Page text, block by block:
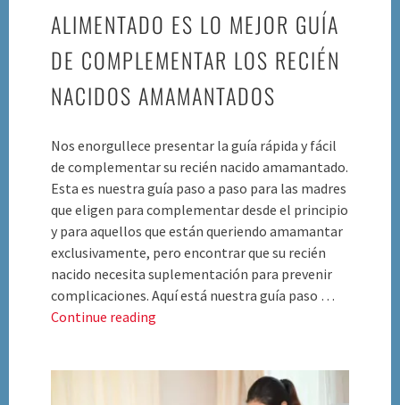
ALIMENTADO ES LO MEJOR GUÍA
DE COMPLEMENTAR LOS RECIÉN
NACIDOS AMAMANTADOS
Nos enorgullece presentar la guía rápida y fácil
de complementar su recién nacido amamantado.
Esta es nuestra guía paso a paso para las madres
que eligen para complementar desde el principio
y para aquellos que están queriendo amamantar
exclusivamente, pero encontrar que su recién
nacido necesita suplementación para prevenir
complicaciones. Aquí está nuestra guía paso …
Continue reading